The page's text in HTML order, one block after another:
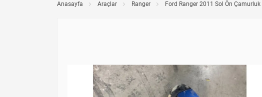
Anasayfa Araçlar Ranger Ford Ranger 2011 Sol Ön Çamurluk